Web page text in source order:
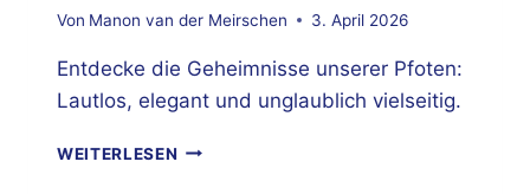
Von Manon van der Meirschen 3. April 2026
Entdecke die Geheimnisse unserer Pfoten:
Lautlos, elegant und unglaublich vielseitig.
WEITERLESEN„PFOTEN-